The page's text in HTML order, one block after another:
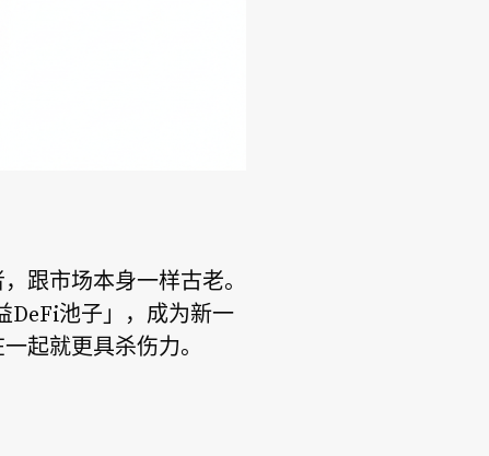
跟市场本身一样古老。
DeFi池子」，成为新一
起就更具杀伤力。